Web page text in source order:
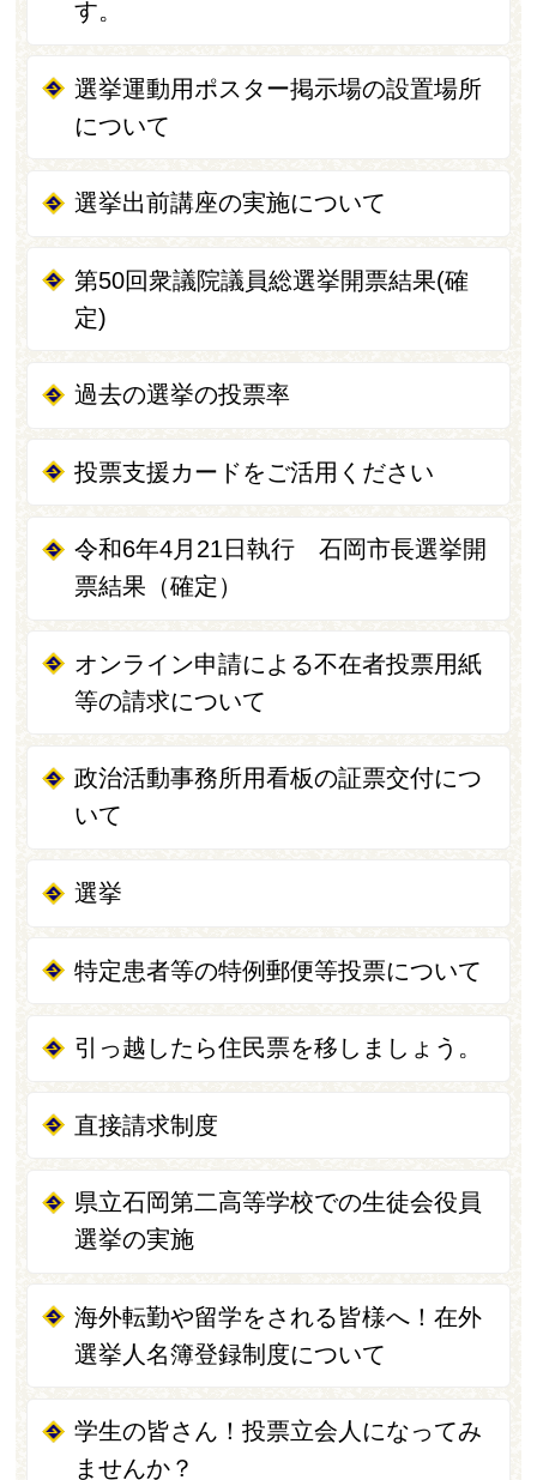
す。
選挙運動用ポスター掲示場の設置場所
について
選挙出前講座の実施について
第50回衆議院議員総選挙開票結果(確
定)
過去の選挙の投票率
投票支援カードをご活用ください
令和6年4月21日執行 石岡市長選挙開
票結果（確定）
オンライン申請による不在者投票用紙
等の請求について
政治活動事務所用看板の証票交付につ
いて
選挙
特定患者等の特例郵便等投票について
引っ越したら住民票を移しましょう。
直接請求制度
県立石岡第二高等学校での生徒会役員
選挙の実施
海外転勤や留学をされる皆様へ！在外
選挙人名簿登録制度について
学生の皆さん！投票立会人になってみ
ませんか？